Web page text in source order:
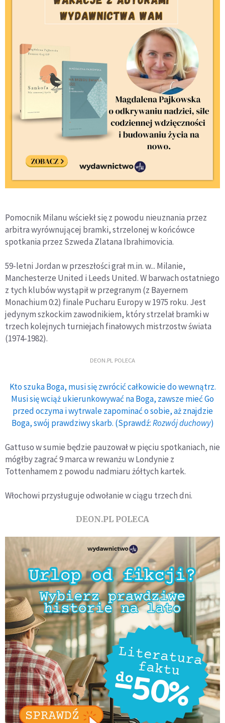
Pomocnik Milanu wściekł się z powodu nieuznania przez
arbitra wyrównującej bramki, strzelonej w końcówce
spotkania przez Szweda Zlatana Ibrahimovicia.
59-letni Jordan w przeszłości grał m.in. w... Milanie,
Manchesterze United i Leeds United. W barwach ostatniego
z tych klubów wystąpił w przegranym (z Bayernem
Monachium 0:2) finale Pucharu Europy w 1975 roku. Jest
jedynym szkockim zawodnikiem, który strzelał bramki w
trzech kolejnych turniejach finałowych mistrzostw świata
(1974-1982).
DEON.PL POLECA
Kto szuka Boga, musi się zwrócić całkowicie do wewnątrz.
Musi się wciąż ukierunkowywać na Boga, zawsze mieć Go
przed oczyma i wytrwale zapominać o sobie, aż znajdzie
Boga, swój prawdziwy skarb. (Sprawdź:Rozwój duchowy)
Gattuso w sumie będzie pauzował w pięciu spotkaniach, nie
mógłby zagrać 9 marca w rewanżu w Londynie z
Tottenhamem z powodu nadmiaru żółtych kartek.
Włochowi przysługuje odwołanie w ciągu trzech dni.
DEON.PL POLECA